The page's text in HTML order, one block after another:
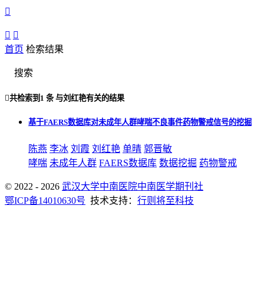

 
首页 检索结果
搜索
共检索到 1 条与刘红艳有关的结果
基于FAERS数据库对未成年人群哮喘不良事件药物警戒信号的挖掘
陈燕 李冰 刘霞 刘红艳 单晴 郭晋敏
哮喘 未成年人群 FAERS数据库 数据挖掘 药物警戒
© 2022 - 2026 武汉大学中南医院中南医学期刊社
鄂ICP备14010630号 技术支持： 行则将至科技